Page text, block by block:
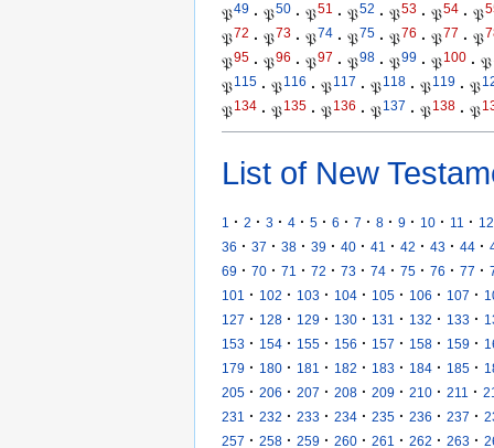
𝔓49 · 𝔓50 · 𝔓51 · 𝔓52 · 𝔓53 · 𝔓54 · 𝔓
𝔓72 · 𝔓73 · 𝔓74 · 𝔓75 · 𝔓76 · 𝔓77 · 𝔓
𝔓95 · 𝔓96 · 𝔓97 · 𝔓98 · 𝔓99 · 𝔓100 · 𝔓
𝔓115 · 𝔓116 · 𝔓117 · 𝔓118 · 𝔓119 · 𝔓
𝔓134 · 𝔓135 · 𝔓136 · 𝔓137 · 𝔓138 · 𝔓
List of New
1 · 2 · 3 · 4 · 5 · 6 · 7 · 8 · 9 · 10 · 11 · 12
36 · 37 · 38 · 39 · 40 · 41 · 42 · 43 · 44 ·
69 · 70 · 71 · 72 · 73 · 74 · 75 · 76 · 77 ·
101
· 102 · 103 · 104 · 105 · 106 · 107 ·
127 · 128 · 129 · 130 · 131 · 132 · 133 ·
153 · 154 · 155 · 156 · 157 · 158 · 159 ·
179 · 180 · 181 · 182 · 183 · 184 · 185 ·
205 · 206 · 207 · 208 · 209 · 210 · 211 ·
231
· 232 · 233 · 234 · 235 · 236 · 237 ·
257 · 258 · 259 · 260 · 261 · 262 · 263 ·